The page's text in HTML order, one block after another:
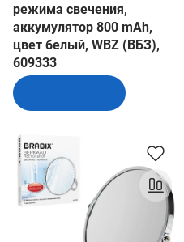
режима свечения,
аккумулятор 800 mAh,
цвет белый, WBZ (ВБЗ),
609333